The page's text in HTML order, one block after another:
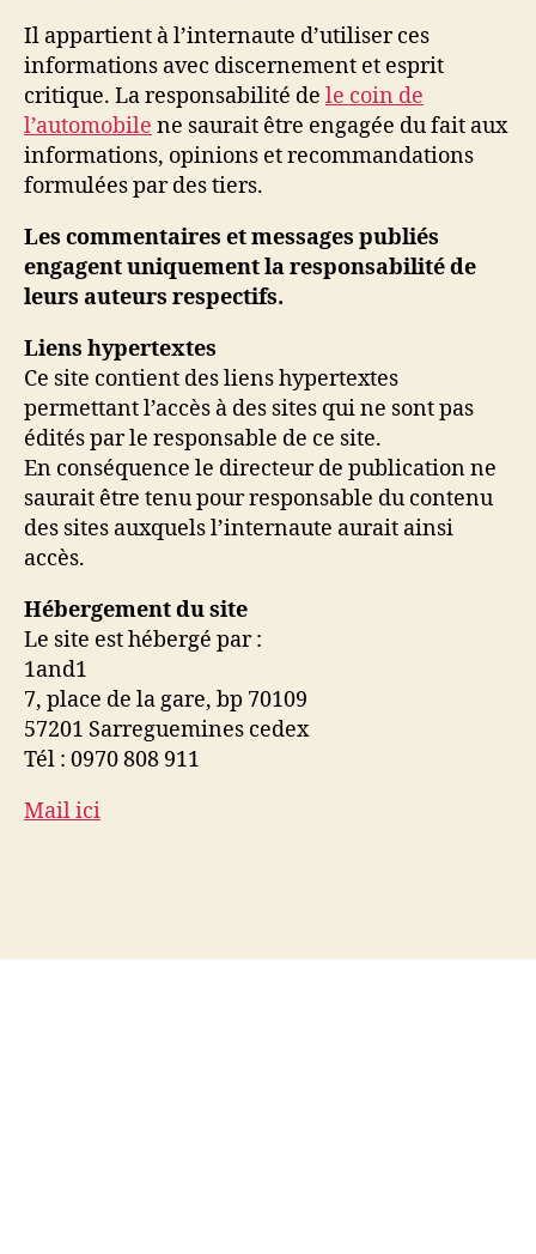
Il appartient à l’internaute d’utiliser ces
informations avec discernement et esprit
critique. La responsabilité de le coin de
l’automobile ne saurait être engagée du fait aux
informations, opinions et recommandations
formulées par des tiers.
Les commentaires et messages publiés
engagent uniquement la responsabilité de
leurs auteurs respectifs.
Liens hypertextes
Ce site contient des liens hypertextes
permettant l’accès à des sites qui ne sont pas
édités par le responsable de ce site.
En conséquence le directeur de publication ne
saurait être tenu pour responsable du contenu
des sites auxquels l’internaute aurait ainsi
accès.
Hébergement du site
Le site est hébergé par :
1and1
7, place de la gare, bp 70109
57201 Sarreguemines cedex
Tél : 0970 808 911
Mail ici